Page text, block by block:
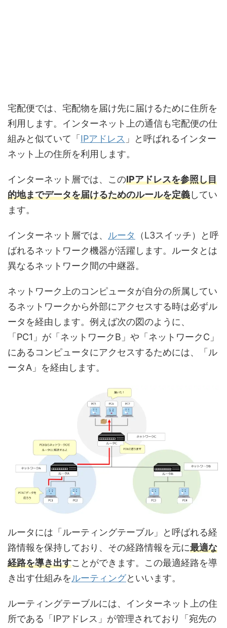
宅配便では、宅配物を届け先に届けるために住所を
利用します。インターネット上の通信も宅配便の仕
組みと似ていて「 IPアドレス 」と呼ばれるインター
ネット上の住所を利用します。
インターネット層では、このIPアドレスを参照し目
的地までデータを届けるためのルールを定義してい
ます。
インターネット層では、 ルータ
（L3スイッチ）と呼
ばれるネットワーク機器が活躍します。ルータとは
異なるネットワーク間の中継器。
ネットワーク上のコンピュータが自分の所属してい
るネットワークから外部にアクセスする時は必ずル
ータを経由します。例えば次の図のように、
「PC1」が「ネットワークB」や「ネットワークC」
にあるコンピュータにアクセスするためには、「ル
ータA」を経由します。
ルータには「ルーティングテーブル」と呼ばれる経
路情報を保持しており、その経路情報を元に最適な
経路を導き出すことができます。この最適経路を導
き出す仕組みをルーティングといいます。
ルーティングテーブルには、インターネット上の住
所である「IPアドレス」が管理されており「宛先の